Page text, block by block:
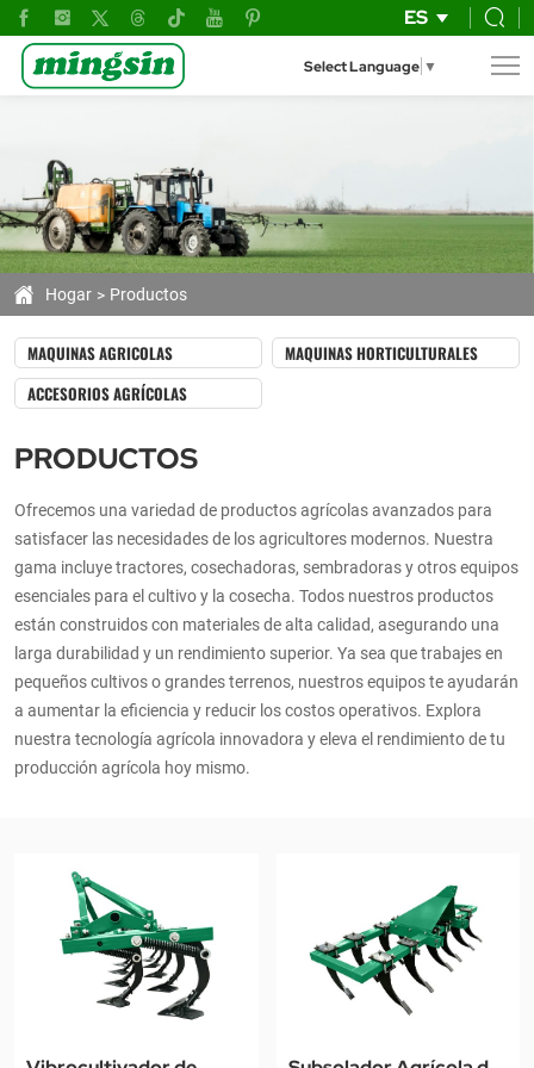
ES
Select Language ▼
Productos
Agrícolas
de
Tecnología
para
la
Mejora
de
tu
Hogar Productos
MAQUINAS AGRICOLAS
MAQUINAS HORTICULTURALES
ACCESORIOS AGRÍCOLAS
PRODUCTOS
Ofrecemos una variedad de productos agrícolas avanzados para
satisfacer las necesidades de los agricultores modernos. Nuestra
gama incluye tractores, cosechadoras, sembradoras y otros equipos
esenciales para el cultivo y la cosecha. Todos nuestros productos
están construidos con materiales de alta calidad, asegurando una
larga durabilidad y un rendimiento superior. Ya sea que trabajes en
pequeños cultivos o grandes terrenos, nuestros equipos te ayudarán
a aumentar la eficiencia y reducir los costos operativos. Explora
nuestra tecnología agrícola innovadora y eleva el rendimiento de tu
producción agrícola hoy mismo.